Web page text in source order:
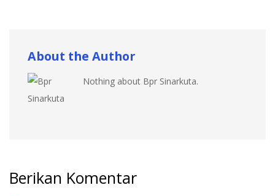
About the Author
Nothing about Bpr Sinarkuta.
Berikan Komentar